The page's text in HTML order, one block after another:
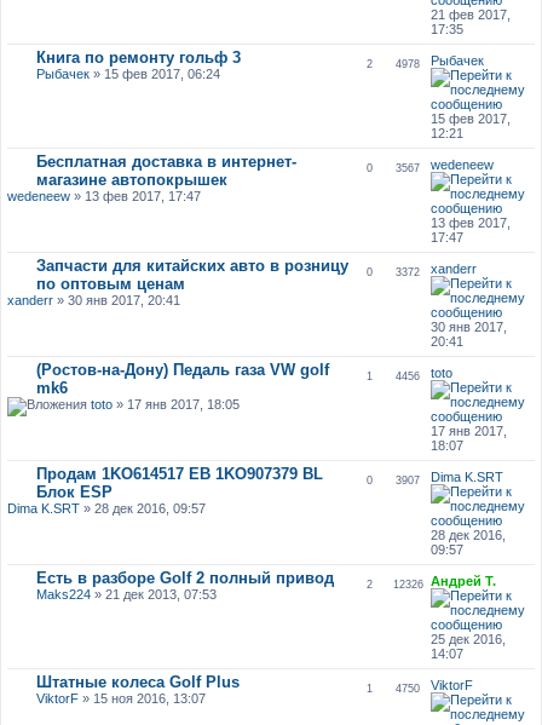
21 фев 2017,
17:35
Книга по ремонту гольф 3
Рыбачек» 15 фев 2017, 06:24
2 4978 Рыбачек
15 фев 2017,
12:21
Бесплатная доставка в интернет-
магазине автопокрышек
wedeneew» 13 фев 2017, 17:47
0 3567 wedeneew
13 фев 2017,
17:47
Запчасти для китайских авто в розницу
по оптовым ценам
xanderr» 30 янв 2017, 20:41
0 3372 xanderr
30 янв 2017,
20:41
(Ростов-на-Дону) Педаль газа VW golf
mk6
toto» 17 янв 2017, 18:05
1 4456 toto
17 янв 2017,
18:07
Продам 1KO614517 EB 1KO907379 BL
Блок ESP
Dima K.SRT» 28 дек 2016, 09:57
0 3907 Dima K.SRT
28 дек 2016,
09:57
Есть в разборе Golf 2 полный привод
Maks224» 21 дек 2013, 07:53
2 12326 Андрей Т.
25 дек 2016,
14:07
Штатные колеса Golf Plus
ViktorF» 15 ноя 2016, 13:07
1 4750 ViktorF